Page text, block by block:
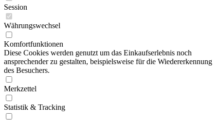
Session
Währungswechsel
Komfortfunktionen
Diese Cookies werden genutzt um das Einkaufserlebnis noch
ansprechender zu gestalten, beispielsweise für die Wiedererkennung
des Besuchers.
Merkzettel
Statistik & Tracking